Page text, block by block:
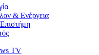
& Ενέργεια
TV